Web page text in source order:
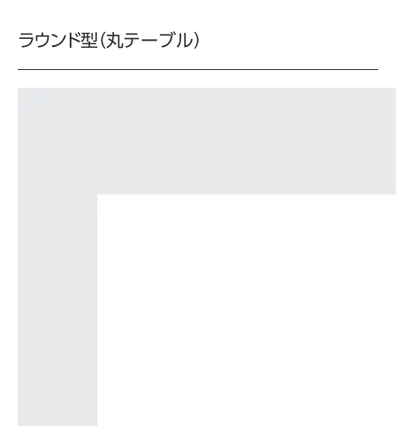
ラウンド型（丸テーブル）